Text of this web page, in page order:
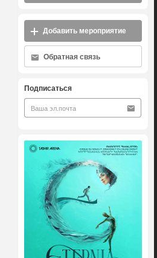
Добавить мероприятие
Обратная связь
Подписаться